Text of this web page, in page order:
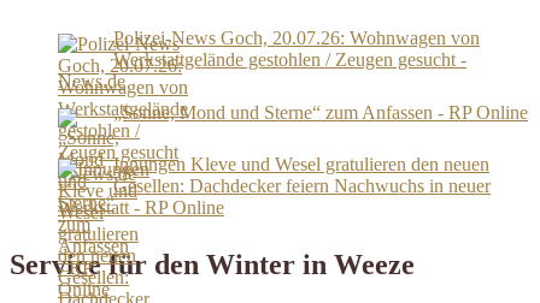
Polizei-News Goch, 20.07.26: Wohnwagen von
Werkstattgelände gestohlen / Zeugen gesucht -
News.de
„Sonne, Mond und Sterne“ zum Anfassen - RP Online
Innungen Kleve und Wesel gratulieren den neuen
Gesellen: Dachdecker feiern Nachwuchs in neuer
Werkstatt - RP Online
Service für den Winter in Weeze